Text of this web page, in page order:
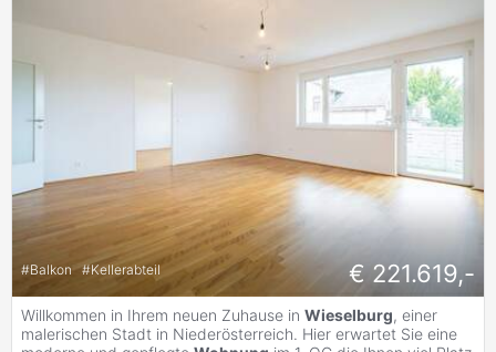
#Balkon #Kellerabteil € 221.619,-
Willkommen in Ihrem neuen Zuhause in Wieselburg, einer
malerischen Stadt in Niederösterreich. Hier erwartet Sie eine